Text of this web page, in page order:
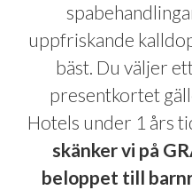
uppfriskande
bäst. Du väljer
presentkortet
Hotels under 1 års
skänker vi på
beloppet till